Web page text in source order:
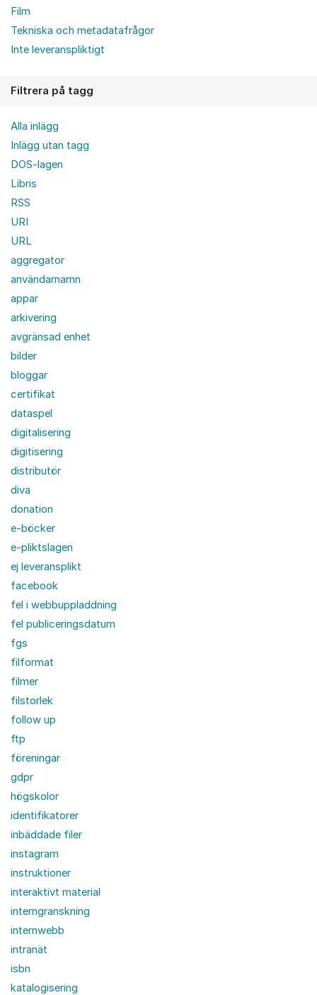
Film
Tekniska och metadatafrågor
Inte leveranspliktigt
Filtrera på tagg
Alla inlägg
Inlägg utan tagg
DOS-lagen
Libris
RSS
URI
URL
aggregator
användarnamn
appar
arkivering
avgränsad enhet
bilder
bloggar
certifikat
dataspel
digitalisering
digitisering
distributör
diva
donation
e-böcker
e-pliktslagen
ej leveransplikt
facebook
fel i webbuppladdning
fel publiceringsdatum
fgs
filformat
filmer
filstorlek
follow up
ftp
föreningar
gdpr
högskolor
identifikatorer
inbäddade filer
instagram
instruktioner
interaktivt material
interngranskning
internwebb
intranät
isbn
katalogisering